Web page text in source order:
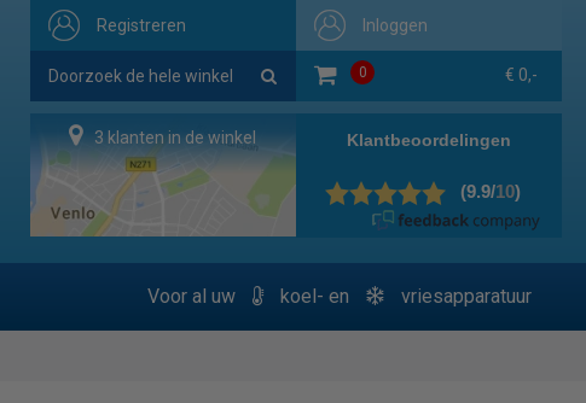
Inloggen
0 € 0,-
Registreren
3 klanten in de winkel
Voor al uw koel- en vriesapparatuur